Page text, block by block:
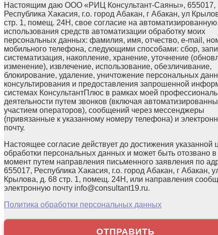
Настоящим даю ООО «РИЦ Консультант-Саяны», 655017,
Республика Хакасия, г.о. город Абакан, г Абакан, ул
стр. 1, помещ. 24Н, свое согласие на автоматизированную
использования средств автоматизации обработку моих
персональных данных: фамилия, имя, отчество, e-mail,
мобильного телефона, следующими способами: сбор,
систематизация, накопление, хранение, уточнение
изменение), извлечение, использование, обезличивание,
блокирование, удаление, уничтожение персональных
консультирования и предоставления запрошенной
системах КонсультантПлюс в рамках моей
деятельности путем звонков (включая
участием операторов), сообщений через мессенджеры
(привязанные к указанному номеру телефона) и
почту.
Настоящее согласие действует до достижения указанной
обработки персональных данных и может быть отозвано
момент путем направления письменного заявления по
655017, Республика Хакасия, г.о. город Абакан, г Абакан,
Крылова, д. 68 стр. 1, помещ. 24Н, или направления
электронную почту info@consultant19.ru.
Политика обработки персональных данных